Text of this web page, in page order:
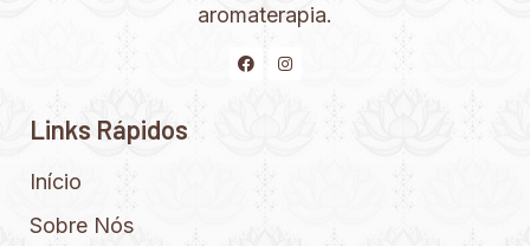
aromaterapia.
Links Rápidos
Início
Sobre Nós